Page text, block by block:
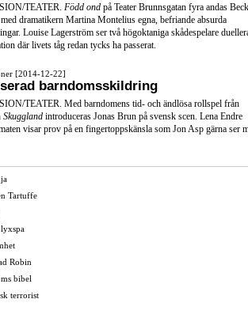
TEATER. Född ond på Teater Brunnsgatan fyra andas
dramatikern Martina Montelius egna, befriande absurda
Louise Lagerström ser två högoktaniga skådespelare
där livets tåg redan tycks ha passerat.
[2014-12-22]
barndomsskildring
TEATER. Med barndomens tid- och ändlösa rollspel från
Skuggland introduceras Jonas Brun på svensk scen. Lena Endre
visar prov på en fingertoppskänsla som Jon Asp gärna ser
Tartuffe
lyxspa
Robin
bibel
terrorist